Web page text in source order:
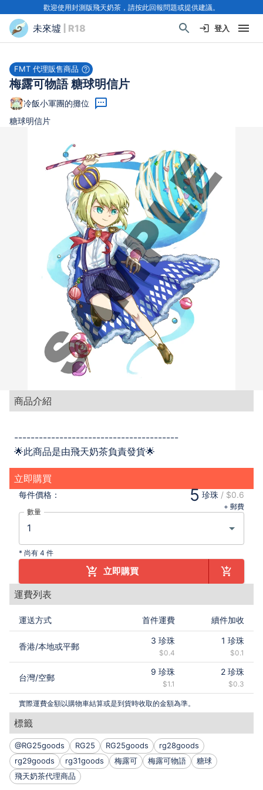
歡迎使用封測版飛天奶茶，請按此回報問題或提供建議。
未來墟 | R18 登入
FMT 代理販售商品
梅露可物語 糖球明信片
冷飯小軍團的攤位
糖球明信片
商品介紹
----------------------------------------
🌟此商品是由飛天奶茶負責發貨🌟
立即購買
每件價格： 5 珍珠 / $0.6
+ 郵費
數量
* 尚有 4 件
立即購買
運費列表
運送方式 首件運費 續件加收
香港/本地或平郵
3 珍珠
$0.4
1 珍珠
$0.1
台灣/空郵
9 珍珠
$1.1
2 珍珠
$0.3
實際運費金額以購物車結算或是到貨時收取的金額為準。
標籤
@RG25goods RG25 RG25goods
rg28goods
rg29goods
rg31goods 梅露可 梅露可物語
糖球
飛天奶茶代理商品